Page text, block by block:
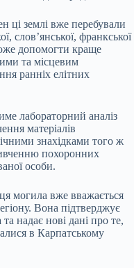
ці землі вже перебували
слов’янської, франкської
допомогти краще
та місцевим
ранніх елітних
лабораторний аналіз
матеріалів
знахідками того ж
похоронних
особи.
могила вже вважається
Вона підтверджує
надає нові дані про те,
в Карпатському